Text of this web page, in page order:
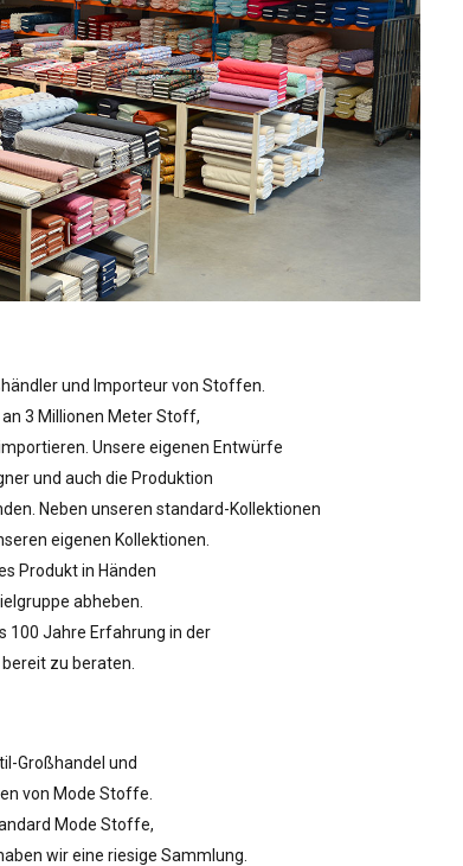
und Importeur von Stoffen.
3 Millionen Meter Stoff,
Unsere eigenen Entwürfe
und auch die Produktion
Neben unseren standard-Kollektionen
eigenen Kollektionen.
Produkt in Händen
abheben.
100 Jahre Erfahrung in der
zu beraten.
Großhandel und
von Mode Stoffe.
Mode Stoffe,
wir eine riesige Sammlung.